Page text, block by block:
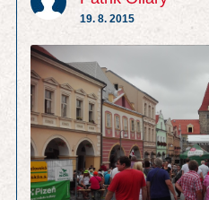
19. 8. 2015